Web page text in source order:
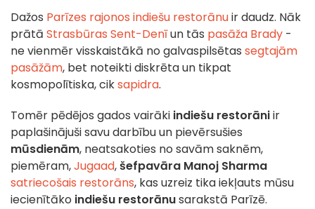
Dažos Parīzes rajonos indiešu restorānuir daudz. Nāk
prātā Strasbūras Sent-Denīun tās pasāža Brady -
ne vienmēr visskaistākā no galvaspilsētas segtajām
pasāžām, bet noteikti diskrēta un tikpat
kosmopolītiska, ciksapidra.
Tomēr pēdējos gados vairāki indiešu restorāniir
paplašinājuši savu darbību un pievērsušies
mūsdienām, neatsakoties no savām saknēm,
piemēram,Jugaad,šefpavāra Manoj Sharma
satriecošais restorāns, kas uzreiz tika iekļauts mūsu
iecienītāko indiešu restorānusarakstā Parīzē.